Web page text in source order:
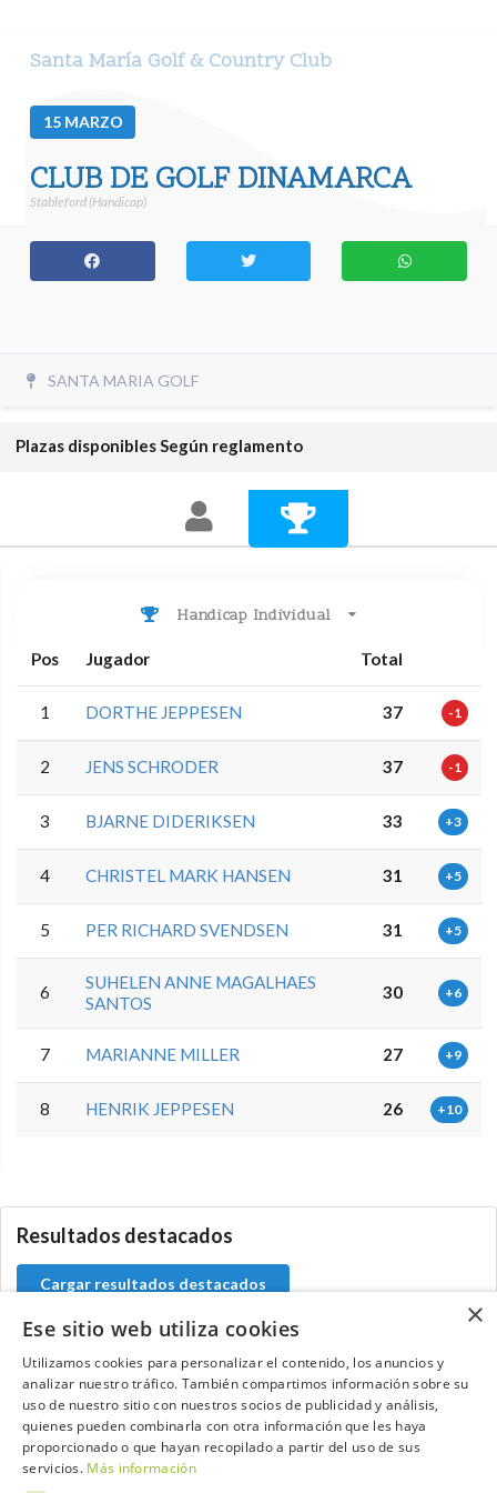
Santa María Golf & Country Club
15 MARZO
CLUB DE GOLF DINAMARCA
Stableford (Handicap)
SANTA MARIA GOLF
Plazas disponiblesSegún reglamento
Handicap Individual
Pos Jugador Total
1 DORTHE JEPPESEN 37 -1
2 JENS SCHRODER 37 -1
3 BJARNE DIDERIKSEN 33 +3
4 CHRISTEL MARK HANSEN 31 +5
5 PER RICHARD SVENDSEN 31 +5
6
SUHELEN ANNE MAGALHAES
SANTOS
30 +6
7 MARIANNE MILLER 27 +9
8 HENRIK JEPPESEN 26 +10
Resultados destacados
Cargar resultados destacados
Contacta con el equipo de NextCaddy
Opina Contacta
×
Ese sitio web utiliza cookies
Utilizamos cookies para personalizar el contenido, los anuncios y
analizar nuestro tráfico. También compartimos información sobre su
uso de nuestro sitio con nuestros socios de publicidad y análisis,
quienes pueden combinarla con otra información que les haya
proporcionado o que hayan recopilado a partir del uso de sus
servicios. Más información